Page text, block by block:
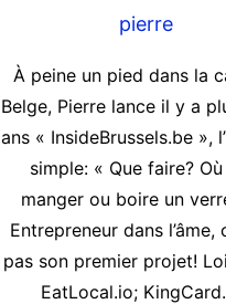
pierre
À peine un pied dans la
Belge, Pierre lance il y a
ans « InsideBrussels.be »,
simple: « Que faire?
manger ou boire un
Entrepreneur dans l’âme,
pas son premier projet!
EatLocal.io;